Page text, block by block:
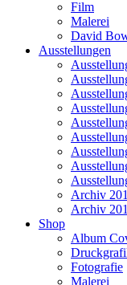
Film
Malerei
David
Ausstellungen
Archiv
Archiv
Shop
Album
Fotografie
Malerei